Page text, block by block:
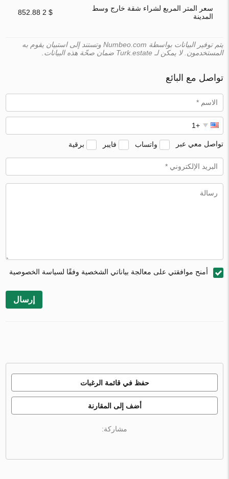
سعر المتر المربع لشراء شقة خارج وسط
المدينة
$ 2 852.88
يتم توفير البيانات بواسطة Numbeo.com وتستند إلى استبيان يقوم به
المستخدمون. لا يمكن لـ Turk.estate ضمان صحّة هذه البيانات.
تواصل مع البائع
تواصل معي عبر واتساب فايبر برقية
أمنح موافقتي على معالجة بياناتي الشخصية وفقًا لسياسة الخصوصية
إرسال
حفظ في قائمة الرغبات
أضف إلى المقارنة
مشاركة: